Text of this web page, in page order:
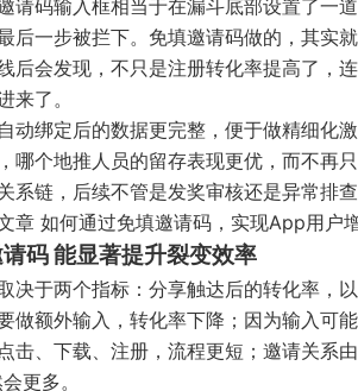
请码输入框相当于在漏斗底部设置了
一步被拦下。免填邀请码做的，其实
后会发现，不只是注册转化率提高了，
来了。
动绑定后的数据更完整，便于做精细化
哪个地推人员的留存表现更优，而不再
系链，后续不管是发奖审核还是异常排
章 如何通过免填邀请码，实现App用户
码 能显著提升裂变效率
决于两个指标：分享触达后的转化率，
做额外输入，转化率下降；因为输入可
击、下载、注册，流程更短；邀请关系
更多。